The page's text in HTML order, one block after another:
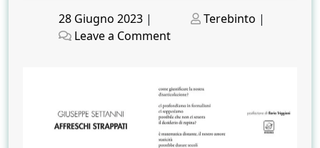
Posted
on
28 Giugno 2023 |
Posted
Terebinto |
Leave a Commenton